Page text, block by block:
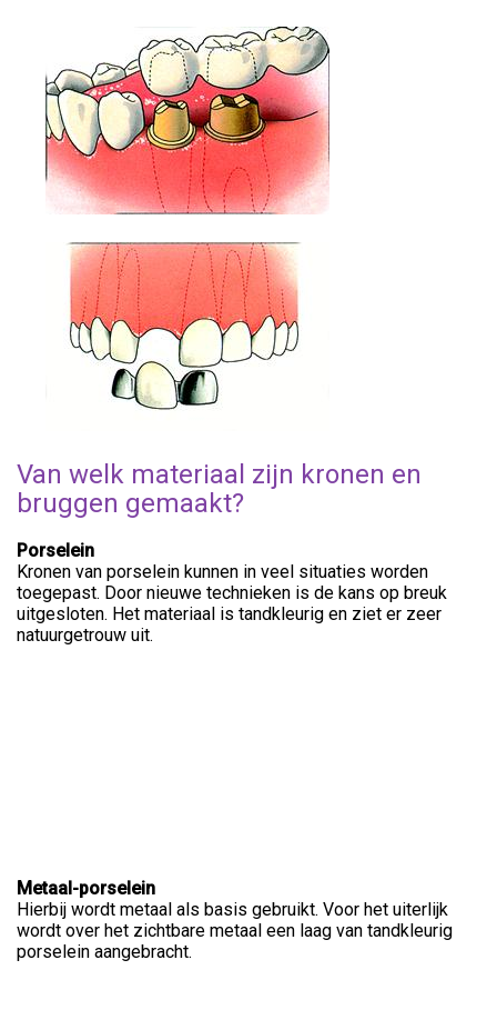
Van welk materiaal zijn kronen en
bruggen gemaakt?
Porselein
Kronen van porselein kunnen in veel situaties worden
toegepast. Door nieuwe technieken is de kans op breuk
uitgesloten. Het materiaal is tandkleurig en ziet er zeer
natuurgetrouw uit.
Metaal-porselein
Hierbij wordt metaal als basis gebruikt. Voor het uiterlijk
wordt over het zichtbare metaal een laag van tandkleurig
porselein aangebracht.